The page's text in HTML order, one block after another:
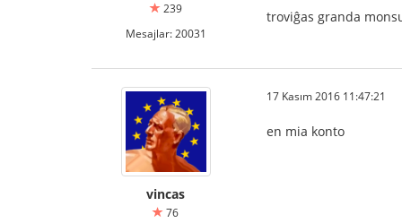
239
Mesajlar: 20031
troviĝas granda
vincas
76
17 Kasım 2016 11:47:21
en mia konto